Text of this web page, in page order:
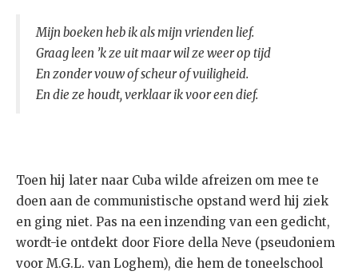
Mijn boeken heb ik als mijn vrienden lief.
Graag leen ’k ze uit maar wil ze weer op tijd
En zonder vouw of scheur of vuiligheid.
En die ze houdt, verklaar ik voor een dief.
Toen hij later naar Cuba wilde afreizen om mee te
doen aan de communistische opstand werd hij ziek
en ging niet. Pas na een inzending van een gedicht,
wordt-ie ontdekt door Fiore della Neve (pseudoniem
voor M.G.L. van Loghem), die hem de toneelschool